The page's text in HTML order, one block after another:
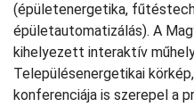
(épületenergetika,
épületautomatizálás). A
kihelyezett interaktív
Településenergetikai
konferenciája is szerepel a